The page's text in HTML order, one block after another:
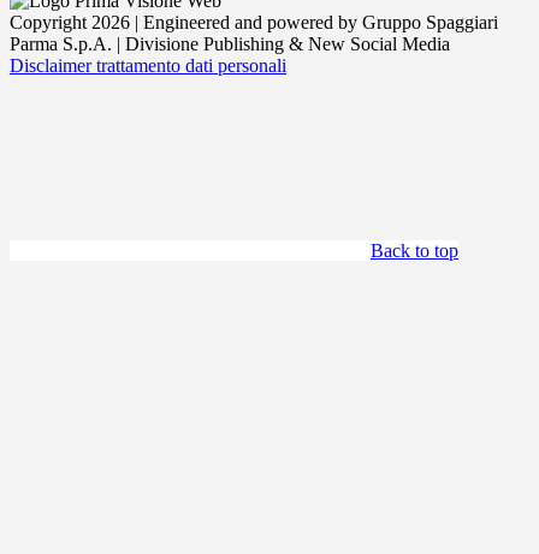
Copyright 2026 | Engineered and powered by Gruppo Spaggiari
Parma S.p.A. | Divisione Publishing & New Social Media
Disclaimer trattamento dati personali
Back to top